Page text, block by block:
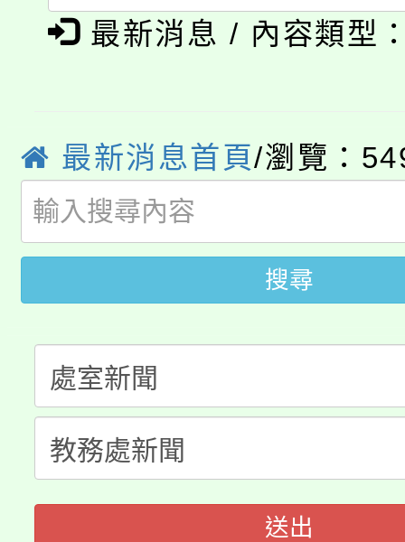
程
「本色祭」8/29、30在
局官網。
8月14至27日，桃園電
開!
115年桃園市運動會8/
田徑場及游泳池舉行。
桃園市低收入戶享有免
視費優惠，中低收入戶
半價優惠，詳情可洽有
者。
大園自造教育及科技
份教師增能研習
大溪自造教育及科技中
份教師研習
淨零綠生活教案入校路
會
115年食農教育專業人
程
最新消息 / 內容類型
最新消息首頁/瀏覽：
搜尋
送出